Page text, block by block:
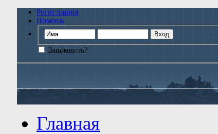
Регистрация
Помощь
Запомнить?
Главная